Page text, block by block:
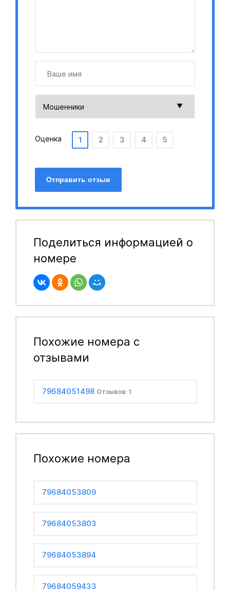
Оценка 1 2 3 4 5
Отправить отзыв
Поделиться информацией о
номере
Похожие номера с
отзывами
79684051498 Отзывов: 1
Похожие номера
79684053809
79684053803
79684053894
79684059433